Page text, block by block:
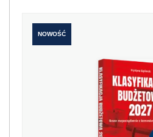
NOWOŚĆ